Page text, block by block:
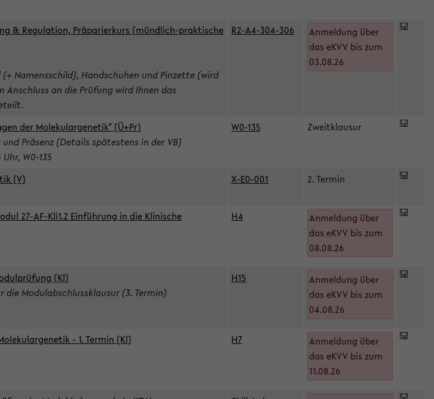
& Regulation, Präparierkurs (mündlich-praktische
Namensschild), Handschuhen und Pinzette (wird
an die Prüfung wird Ihnen das
R2-A4-304-306
Anmeldung über
das eKVV bis zum
03.08.26
der Molekulargenetik" (Ü+Pr)
Präsenz (Details spätestens in der VB)
W0-135
W0-135 Zweitklausur
(V) X-E0-001 2. Termin
27-AF-Kli1.2 Einführung in die Klinische
H4
Anmeldung über
das eKVV bis zum
08.08.26
(Kl)
Modulabschlussklausur (3. Termin)
H15
Anmeldung über
das eKVV bis zum
04.08.26
- 1. Termin (Kl) H7
Anmeldung über
das eKVV bis zum
11.08.26